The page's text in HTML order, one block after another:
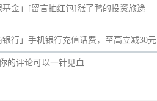
基金」[留言抽红包]​涨了鸭的投资旅途
银行」手机银行充值话费，至高立减30元